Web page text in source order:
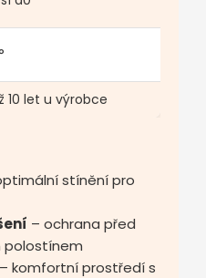
10 let u výrobce
stínění pro
– ochrana před
polostínem
– komfortní prostředí s